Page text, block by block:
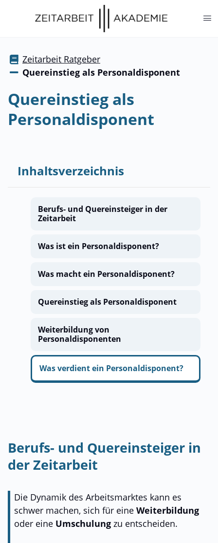
springen
Zeitarbeit Ratgeber
Quereinstieg als Personaldisponent
Quereinstieg als
Personaldisponent
Inhaltsverzeichnis
Berufs- und Quereinsteiger in der
Zeitarbeit
Was ist ein Personaldisponent?
Was macht ein Personaldisponent?
Quereinstieg als Personaldisponent
Weiterbildung von
Personaldisponenten
Was verdient ein Personaldisponent?
Berufs- und Quereinsteiger in
der Zeitarbeit
Die Dynamik des Arbeitsmarktes kann es
schwer machen, sich für eine Weiterbildung
oder eine Umschulung zu entscheiden.